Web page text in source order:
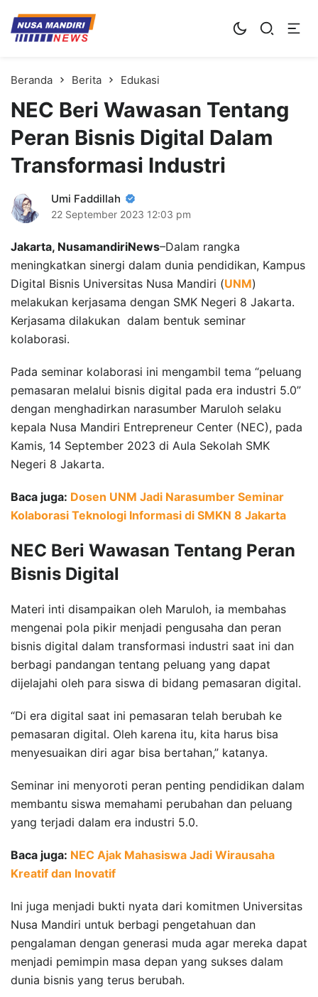
Kampus Digital Bisnis
Universitas Nusa Mandiri
Beranda Berita Edukasi
NEC Beri Wawasan Tentang
Peran Bisnis Digital Dalam
Transformasi Industri
Umi Faddillah
22 September 2023 12:03 pm
Jakarta, NusamandiriNews–Dalam rangka
meningkatkan sinergi dalam dunia pendidikan, Kampus
Digital Bisnis Universitas Nusa Mandiri (UNM)
melakukan kerjasama dengan SMK Negeri 8 Jakarta.
Kerjasama dilakukan dalam bentuk seminar
kolaborasi.
Pada seminar kolaborasi ini mengambil tema “peluang
pemasaran melalui bisnis digital pada era industri 5.0”
dengan menghadirkan narasumber Maruloh selaku
kepala Nusa Mandiri Entrepreneur Center (NEC), pada
Kamis, 14 September 2023 di Aula Sekolah SMK
Negeri 8 Jakarta.
Baca juga: Dosen UNM Jadi Narasumber Seminar
Kolaborasi Teknologi Informasi di SMKN 8 Jakarta
NEC Beri Wawasan Tentang Peran
Bisnis Digital
Materi inti disampaikan oleh Maruloh, ia membahas
mengenai pola pikir menjadi pengusaha dan peran
bisnis digital dalam transformasi industri saat ini dan
berbagi pandangan tentang peluang yang dapat
dijelajahi oleh para siswa di bidang pemasaran digital.
“Di era digital saat ini pemasaran telah berubah ke
pemasaran digital. Oleh karena itu, kita harus bisa
menyesuaikan diri agar bisa bertahan,” katanya.
Seminar ini menyoroti peran penting pendidikan dalam
membantu siswa memahami perubahan dan peluang
yang terjadi dalam era industri 5.0.
Baca juga: NEC Ajak Mahasiswa Jadi Wirausaha
Kreatif dan Inovatif
Ini juga menjadi bukti nyata dari komitmen Universitas
Nusa Mandiri untuk berbagi pengetahuan dan
pengalaman dengan generasi muda agar mereka dapat
menjadi pemimpin masa depan yang sukses dalam
dunia bisnis yang terus berubah.